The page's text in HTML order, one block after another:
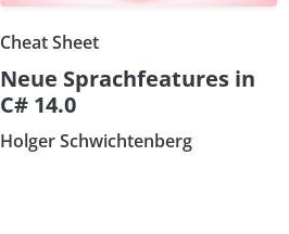
Cheat Sheet
Neue Sprachfeatures in
C# 14.0
Holger Schwichtenberg